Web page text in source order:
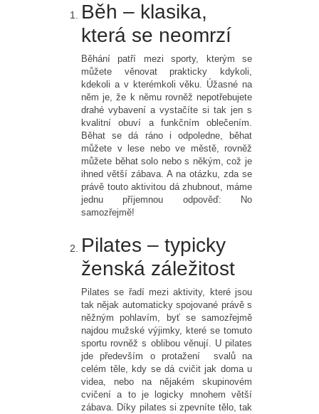
Běh – klasika,
která se neomrzí
Běhání patří mezi sporty, kterým se
můžete věnovat prakticky kdykoli,
kdekoli a v kterémkoli věku. Úžasné na
něm je, že k němu rovněž nepotřebujete
drahé vybavení a vystačíte si tak jen s
kvalitní obuví a funkčním oblečením.
Běhat se dá ráno i odpoledne, běhat
můžete v lese nebo ve městě, rovněž
můžete běhat solo nebo s někým, což je
ihned větší zábava. A na otázku, zda se
právě touto aktivitou dá zhubnout, máme
jednu příjemnou odpověď: No
samozřejmě!
Pilates – typicky
ženská záležitost
Pilates se řadí mezi aktivity, které jsou
tak nějak automaticky spojované právě s
něžným pohlavím, byť se samozřejmě
najdou mužské výjimky, které se tomuto
sportu rovněž s oblibou věnují. U pilates
jde především o protažení svalů na
celém těle, kdy se dá cvičit jak doma u
videa, nebo na nějakém skupinovém
cvičení a to je logicky mnohem větší
zábava. Díky pilates si zpevníte tělo, tak